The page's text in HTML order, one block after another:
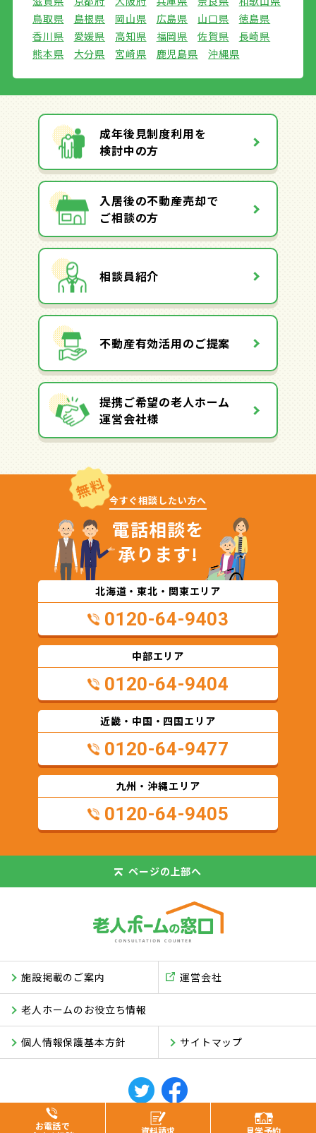
お電話で
資料請求 見学予約
鳥取県
島根県 岡山県 広島県 山口県
徳島県
香川県
愛媛県 高知県 福岡県 佐賀県
長崎県
熊本県
大分県 宮崎県 鹿児島県 沖縄県
成年後見制度利用を
検討中の方
入居後の不動産売却で
ご相談の方
相談員紹介
不動産有効活用のご提案
提携ご希望の老人ホーム
運営会社様
無料 今すぐ相談したい方へ
電話相談を
承ります!
北海道・東北・関東エリア
0120-64-9403
中部エリア
0120-64-9404
近畿・中国・四国エリア
0120-64-9477
九州・沖縄エリア
0120-64-9405
ページの 上部へ
施設掲載のご案内
老人ホームのお役立ち情報
サイトマップ
運営会社
個人情報保護基本方針
© ASUKI Inc.